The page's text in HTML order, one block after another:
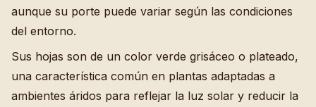
aunque su porte puede variar según las condiciones
del entorno.
Sus hojas son de un color verde grisáceo o plateado,
una característica común en plantas adaptadas a
ambientes áridos para reflejar la luz solar y reducir la